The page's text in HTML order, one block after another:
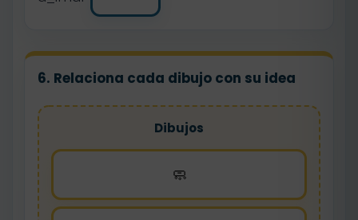
6. Relaciona cada dibujo con su idea
Dibujos
🧼